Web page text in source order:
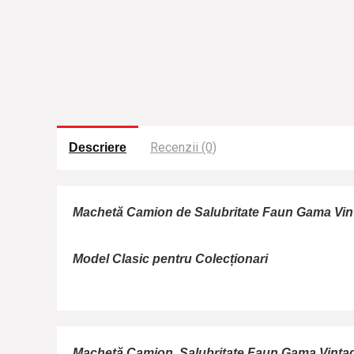
Descriere Recenzii (0)
Machetă Camion de Salubritate Faun Gama
Model Clasic pentru Colecționari